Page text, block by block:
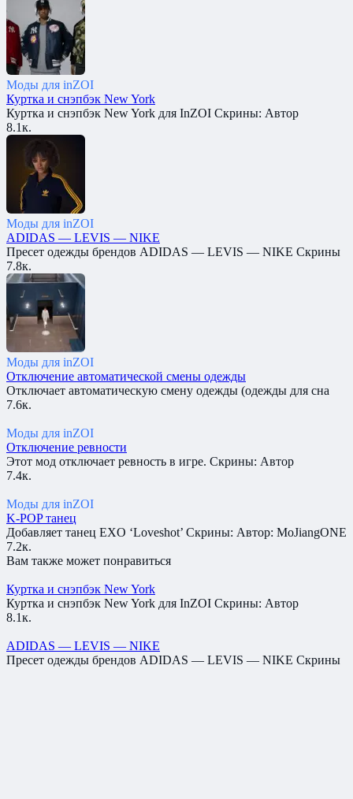
Моды для inZOI
Куртка и снэпбэк New York
Куртка и снэпбэк New York для InZOI Скрины: Автор
8.1к.
Моды для inZOI
ADIDAS — LEVIS — NIKE
Пресет одежды брендов ADIDAS — LEVIS — NIKE Скрины
7.8к.
Моды для inZOI
Отключение автоматической смены одежды
Отключает автоматическую смену одежды (одежды для сна
7.6к.
Моды для inZOI
Отключение ревности
Этот мод отключает ревность в игре. Скрины: Автор
7.4к.
Моды для inZOI
K-POP танец
Добавляет танец EXO ‘Loveshot’ Скрины: Автор: MoJiangONE
7.2к.
Вам также может понравиться
Куртка и снэпбэк New York
Куртка и снэпбэк New York для InZOI Скрины: Автор
8.1к.
ADIDAS — LEVIS — NIKE
Пресет одежды брендов ADIDAS — LEVIS — NIKE Скрины